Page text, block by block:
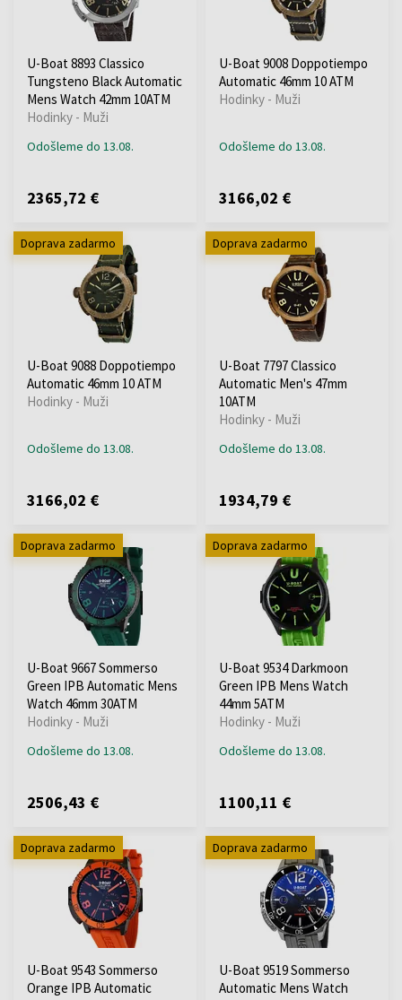
U-Boat 8893 Classico
Tungsteno Black Automatic
Mens Watch 42mm 10ATM
Hodinky - Muži
Odošleme do 13.08.
2365,72 €
U-Boat 9008 Doppotiempo
Automatic 46mm 10 ATM
Hodinky - Muži
Odošleme do 13.08.
3166,02 €
Doprava zadarmo
U-Boat 9088 Doppotiempo
Automatic 46mm 10 ATM
Hodinky - Muži
Odošleme do 13.08.
3166,02 €
Doprava zadarmo
U-Boat 7797 Classico
Automatic Men's 47mm
10ATM
Hodinky - Muži
Odošleme do 13.08.
1934,79 €
Doprava zadarmo
U-Boat 9667 Sommerso
Green IPB Automatic Mens
Watch 46mm 30ATM
Hodinky - Muži
Odošleme do 13.08.
2506,43 €
Doprava zadarmo
U-Boat 9534 Darkmoon
Green IPB Mens Watch
44mm 5ATM
Hodinky - Muži
Odošleme do 13.08.
1100,11 €
Doprava zadarmo
U-Boat 9543 Sommerso
Orange IPB Automatic
Doprava zadarmo
U-Boat 9519 Sommerso
Automatic Mens Watch